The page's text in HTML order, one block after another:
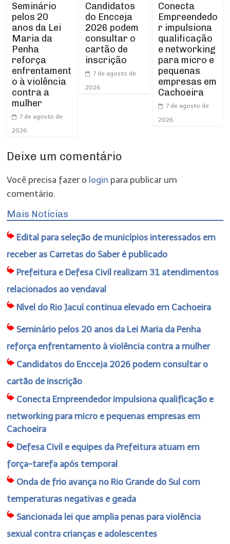
Seminário
pelos 20
anos da Lei
Maria da
Penha
reforça
enfrentament
o à violência
contra a
mulher
7 de agosto de
2026
Candidatos
do Encceja
2026 podem
consultar o
cartão de
inscrição
7 de agosto de
2026
Conecta
Empreendedo
r impulsiona
qualificação
e networking
para micro e
pequenas
empresas em
Cachoeira
7 de agosto de
2026
Deixe um comentário
Você precisa fazer o login para publicar um
comentário.
Mais Notícias
Edital para seleção de municípios interessados em
receber as Carretas do Saber é publicado
Prefeitura e Defesa Civil realizam 31 atendimentos
relacionados ao vendaval
Nível do Rio Jacuí continua elevado em Cachoeira
Seminário pelos 20 anos da Lei Maria da Penha
reforça enfrentamento à violência contra a mulher
Candidatos do Encceja 2026 podem consultar o
cartão de inscrição
Conecta Empreendedor impulsiona qualificação e
networking para micro e pequenas empresas em
Cachoeira
Defesa Civil e equipes da Prefeitura atuam em
força-tarefa após temporal
Onda de frio avança no Rio Grande do Sul com
temperaturas negativas e geada
Sancionada lei que amplia penas para violência
sexual contra crianças e adolescentes